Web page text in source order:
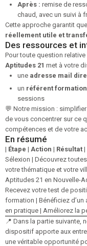
Après : remise de
chaud, avec un suivi à
Cette approche garantit que
réellement utile et
Des ressources et
Pour toute question
Aptitudes 21 met à votre
une adresse mail
un référent formation
sessions
💬 Notre mission :
de vous concentrer sur ce
compétences et de votre
En résumé
| Étape | Action | Résultat |
Sélexion | Découvrez
votre thématique et votre
Aptitudes 21 en Nouvelle-
Recevez votre test de
formation | Bénéficiez
en pratique | Améliorez la
📍 Dans la partie suivante,
dispositif apporte aux
une véritable opportunité